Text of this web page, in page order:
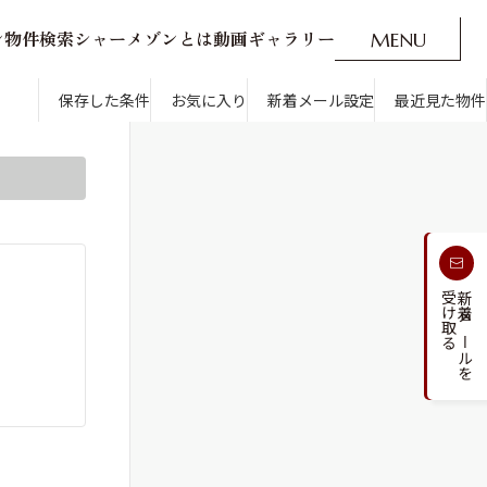
物件検索シ ャーメ ゾン とは動画ギャ ラ リ ー MENU
O
新着メール設定 最近見た物件 CLOSE
新着メールを
受け取る
保存した条件 お気に入り 新着メール設定 最近見た物件
。